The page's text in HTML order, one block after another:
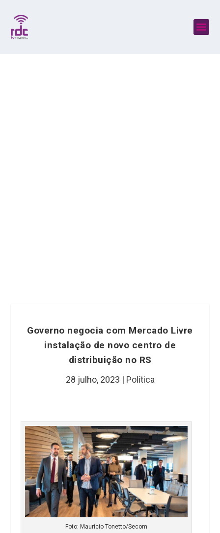
Governo negocia com Mercado Livre
instalação de novo centro de
distribuição no RS
28 julho, 2023 | Política
Foto: Maurício Tonetto/Secom